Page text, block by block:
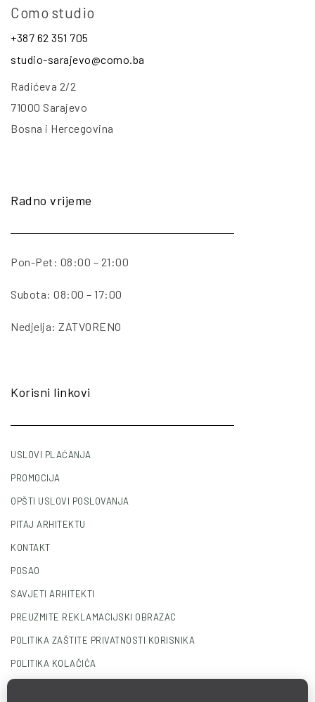
Como studio
+387 62 351 705
studio-sarajevo@como.ba
Radićeva 2/2
71000 Sarajevo
Bosna i Hercegovina
Radno vrijeme
Pon-Pet: 08:00 – 21:00
Subota: 08:00 – 17:00
Nedjelja: ZATVORENO
Korisni linkovi
USLOVI PLAĆANJA
PROMOCIJA
OPŠTI USLOVI POSLOVANJA
PITAJ ARHITEKTU
KONTAKT
POSAO
SAVJETI ARHITEKTI
PREUZMITE REKLAMACIJSKI OBRAZAC
POLITIKA ZAŠTITE PRIVATNOSTI KORISNIKA
POLITIKA KOLAČIĆA